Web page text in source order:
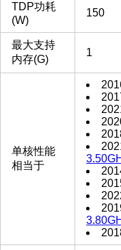
TDP功耗
(W)
150
最大支持
内存(G)
1
单核性能
相当于